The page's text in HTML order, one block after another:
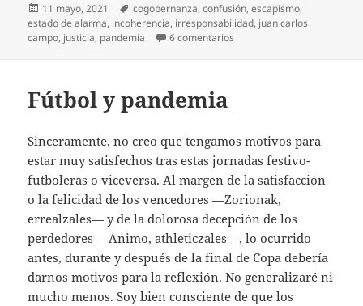
Publicado
el
11 mayo, 2021 Etiquetas
cogobernanza,confusión,escapismo,
estado de alarma, incoherencia, irresponsabilidad, juan carlos
campo, justicia, pandemia 6 comentarios
Fútbol y pandemia
Sinceramente, no creo que tengamos motivos para
estar muy satisfechos tras estas jornadas festivo-
futboleras o viceversa. Al margen de la satisfacción
o la felicidad de los vencedores —Zorionak,
errealzales— y de la dolorosa decepción de los
perdedores —Ánimo, athleticzales—, lo ocurrido
antes, durante y después de la final de Copa debería
darnos motivos para la reflexión. No generalizaré ni
mucho menos. Soy bien consciente de que los